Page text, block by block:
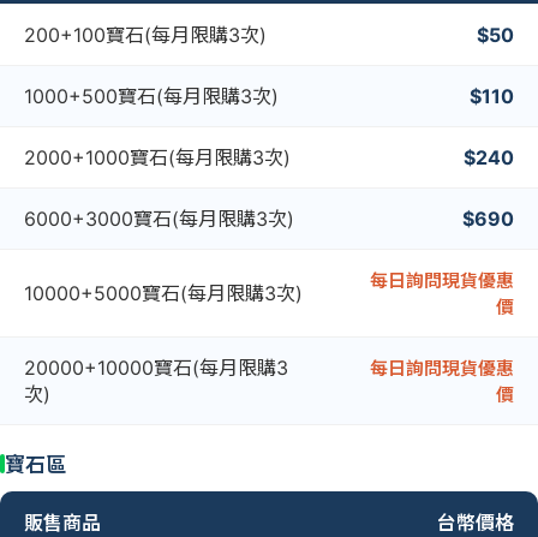
200+100寶石(每月限購3次) $50
1000+500寶石(每月限購3次) $110
2000+1000寶石(每月限購3次) $240
6000+3000寶石(每月限購3次) $690
10000+5000寶石(每月限購3次)
每日詢問現貨優惠
價
20000+10000寶石(每月限購3
次)
每日詢問現貨優惠
價
寶石區
販售商品 台幣價格